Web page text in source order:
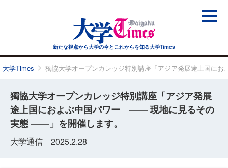
新たな視点から大学の今とこれからを知る大学Times
大学Times 獨協大学オープンカレッジ特別講座「アジア発展途上国
獨協大学オープンカレッジ特別講座「アジア発展
途上国におよぶ中国パワー ―― 現地に見るその
実態 ――」を開催します。
大学通信 2025.2.28